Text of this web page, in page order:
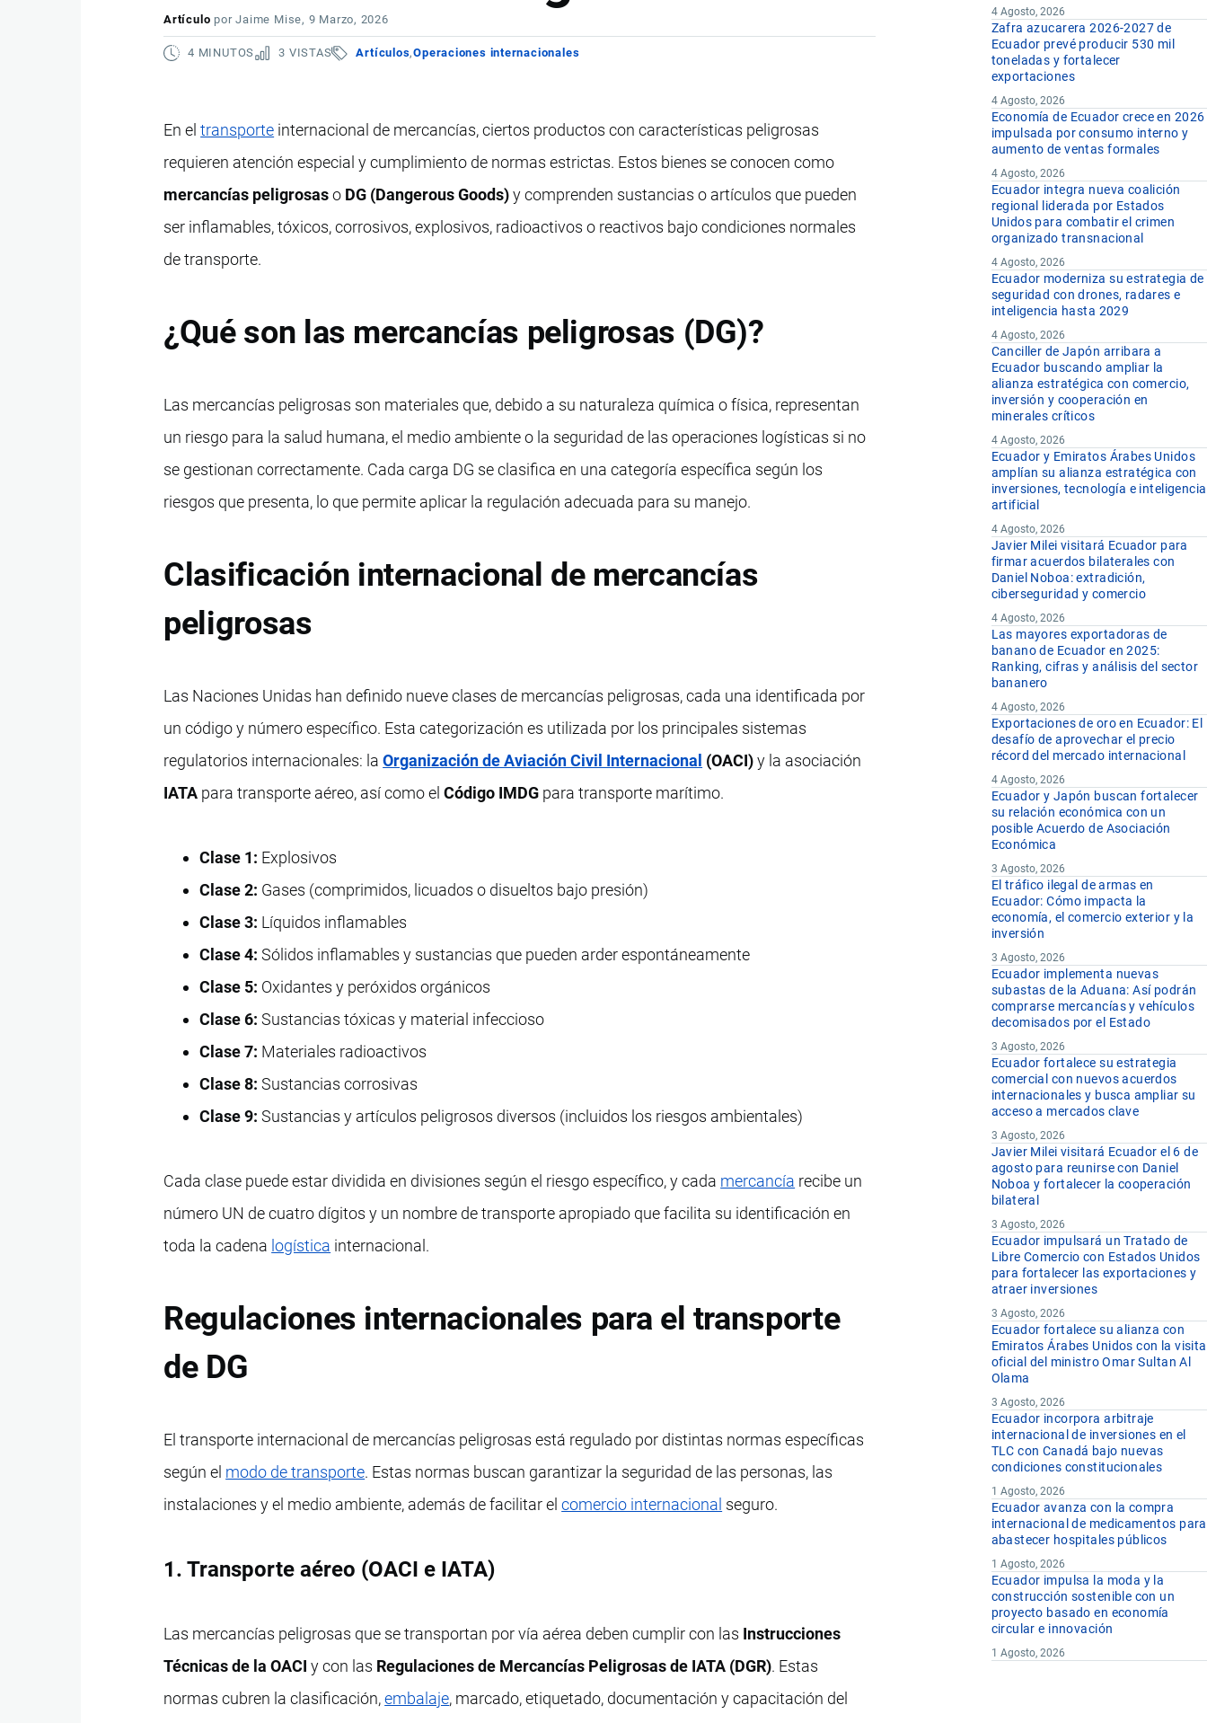
Artículo porJaime Mise, 9 Marzo, 2026
4 MINUTOS 3 VISTAS Artículos Operaciones internacionales
En eltransporte internacional de mercancías, ciertos productos con características peligrosas
requieren atención especial y cumplimiento de normas estrictas. Estos bienes se conocen como
mercancías peligrosaso DG (Dangerous Goods)y comprenden sustancias o artículos que pueden
ser inflamables, tóxicos, corrosivos, explosivos, radioactivos o reactivos bajo condiciones normales
de transporte.
¿Qué son las mercancías peligrosas (DG)?
Las mercancías peligrosas son materiales que, debido a su naturaleza química o física, representan
un riesgo para la salud humana, el medio ambiente o la seguridad de las operaciones logísticas si no
se gestionan correctamente. Cada carga DG se clasifica en una categoría específica según los
riesgos que presenta, lo que permite aplicar la regulación adecuada para su manejo.
Clasificación internacional de mercancías
peligrosas
Las Naciones Unidas han definido nueve clases de mercancías peligrosas, cada una identificada por
un código y número específico. Esta categorización es utilizada por los principales sistemas
regulatorios internacionales: laOrganización de Aviación Civil Internacional (OACI)y la asociación
IATA para transporte aéreo, así como elCódigo IMDG para transporte marítimo.
Clase 1: Explosivos
Clase 2: Gases (comprimidos, licuados o disueltos bajo presión)
Clase 3: Líquidos inflamables
Clase 4: Sólidos inflamables y sustancias que pueden arder espontáneamente
Clase 5: Oxidantes y peróxidos orgánicos
Clase 6: Sustancias tóxicas y material infeccioso
Clase 7: Materiales radioactivos
Clase 8: Sustancias corrosivas
Clase 9: Sustancias y artículos peligrosos diversos (incluidos los riesgos ambientales)
Cada clase puede estar dividida en divisiones según el riesgo específico, y cada mercancía recibe un
número UN de cuatro dígitos y un nombre de transporte apropiado que facilita su identificación en
toda la cadena logística internacional.
Regulaciones internacionales para el transporte
de DG
El transporte internacional de mercancías peligrosas está regulado por distintas normas específicas
según el modo de transporte. Estas normas buscan garantizar la seguridad de las personas, las
instalaciones y el medio ambiente, además de facilitar elcomercio internacional seguro.
1. Transporte aéreo (OACI e IATA)
Las mercancías peligrosas que se transportan por vía aérea deben cumplir con las Instrucciones
Técnicas de la OACI y con las Regulaciones de Mercancías Peligrosas de IATA (DGR). Estas
normas cubren la clasificación,embalaje, marcado, etiquetado, documentación y capacitación del
4 Agosto, 2026
Zafra azucarera 2026-2027 de
Ecuador prevé producir 530 mil
toneladas y fortalecer
exportaciones
4 Agosto, 2026
Economía de Ecuador crece en 2026
impulsada por consumo interno y
aumento de ventas formales
4 Agosto, 2026
Ecuador integra nueva coalición
regional liderada por Estados
Unidos para combatir el crimen
organizado transnacional
4 Agosto, 2026
Ecuador moderniza su estrategia de
seguridad con drones, radares e
inteligencia hasta 2029
4 Agosto, 2026
Canciller de Japón arribara a
Ecuador buscando ampliar la
alianza estratégica con comercio,
inversión y cooperación en
minerales críticos
4 Agosto, 2026
Ecuador y Emiratos Árabes Unidos
amplían su alianza estratégica con
inversiones, tecnología e inteligencia
artificial
4 Agosto, 2026
Javier Milei visitará Ecuador para
firmar acuerdos bilaterales con
Daniel Noboa: extradición,
ciberseguridad y comercio
4 Agosto, 2026
Las mayores exportadoras de
banano de Ecuador en 2025:
Ranking, cifras y análisis del sector
bananero
4 Agosto, 2026
Exportaciones de oro en Ecuador: El
desafío de aprovechar el precio
récord del mercado internacional
4 Agosto, 2026
Ecuador y Japón buscan fortalecer
su relación económica con un
posible Acuerdo de Asociación
Económica
3 Agosto, 2026
El tráfico ilegal de armas en
Ecuador: Cómo impacta la
economía, el comercio exterior y la
inversión
3 Agosto, 2026
Ecuador implementa nuevas
subastas de la Aduana: Así podrán
comprarse mercancías y vehículos
decomisados por el Estado
3 Agosto, 2026
Ecuador fortalece su estrategia
comercial con nuevos acuerdos
internacionales y busca ampliar su
acceso a mercados clave
3 Agosto, 2026
Javier Milei visitará Ecuador el 6 de
agosto para reunirse con Daniel
Noboa y fortalecer la cooperación
bilateral
3 Agosto, 2026
Ecuador impulsará un Tratado de
Libre Comercio con Estados Unidos
para fortalecer las exportaciones y
atraer inversiones
3 Agosto, 2026
Ecuador fortalece su alianza con
Emiratos Árabes Unidos con la visita
oficial del ministro Omar Sultan Al
Olama
3 Agosto, 2026
Ecuador incorpora arbitraje
internacional de inversiones en el
TLC con Canadá bajo nuevas
condiciones constitucionales
1 Agosto, 2026
Ecuador avanza con la compra
internacional de medicamentos para
abastecer hospitales públicos
1 Agosto, 2026
Ecuador impulsa la moda y la
construcción sostenible con un
proyecto basado en economía
circular e innovación
1 Agosto, 2026